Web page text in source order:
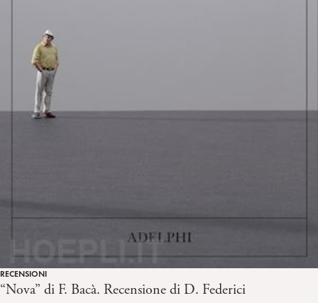
RECENSIONI
“Nova” di F. Bacà. Recensione di D. Federici